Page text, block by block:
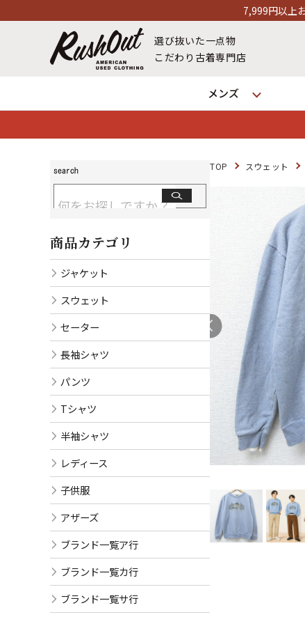
7,999円以上お買い上げで送料無料！
選び抜いた一点物
こだわり古着専門店
メンズ
TOP スウェット
商品カテゴリ
ジャケット
スウェット
セーター
長袖シャツ
パンツ
Tシャツ
半袖シャツ
レディース
子供服
アザーズ
ブランド一覧ア行
ブランド一覧カ行
ブランド一覧サ行